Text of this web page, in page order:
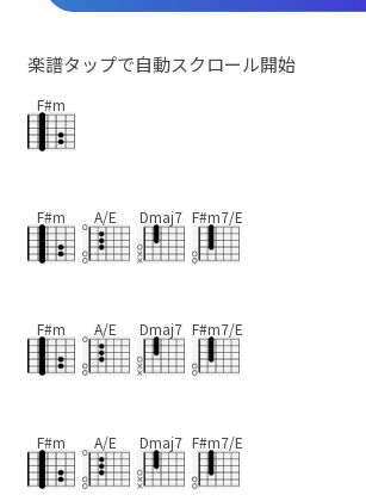
楽譜タップで自動スクロール開始
F#m
F#m A/E Dmaj7 F#m7/E
F#m A/E Dmaj7 F#m7/E
F#m A/E Dmaj7 F#m7/E